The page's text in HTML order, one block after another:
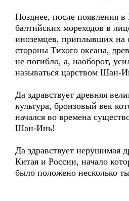
Позднее, после появления в
балтийских мореходов в
иноземцев, приплывших на
стороны Тихого океана,
не погибло, а, наоборот,
называться царством Шан-
Да здравствует древняя
культура, бронзовый век
начался во времена
Шан-Инь!
Да здравствует нерушимая
Китая и России, начало
было положено несколько